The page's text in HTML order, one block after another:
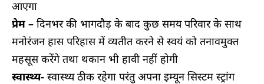
आएगा
प्रेम – दिनभर की भागदौड़ के बाद कुछ समय परिवार के साथ
मनोरंजन हास परिहास में व्यतीत करने से स्वयं को तनावमुक्त
महसूस करेंगे तथा थकान भी हावी नहीं होगी
स्वास्थ्य- स्वास्थ्य ठीक रहेगा परंतु अपना इम्यून सिस्टम स्ट्रांग